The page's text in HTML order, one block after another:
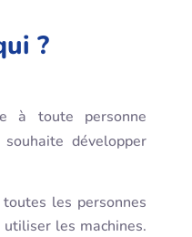
?
à toute personne
développer
les personnes
utiliser les machines.